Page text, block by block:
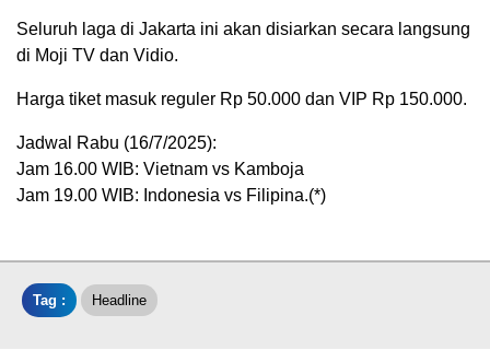
Seluruh laga di Jakarta ini akan disiarkan secara langsung
di Moji TV dan Vidio.
Harga tiket masuk reguler Rp 50.000 dan VIP Rp 150.000.
Jadwal Rabu (16/7/2025):
Jam 16.00 WIB: Vietnam vs Kamboja
Jam 19.00 WIB: Indonesia vs Filipina.(*)
Tag : Headline